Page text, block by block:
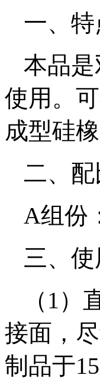
一、特
本品
使用。
成型硅
二、配
A组份
三、使
（1
接面，
制品于